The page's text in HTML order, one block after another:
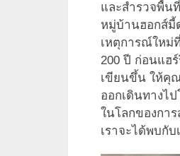
และสำรวจพื้น
หมู่บ้านฮอกส์มี้
เหตุการณ์ใหม่
200 ปี ก่อนแฮ
เขียนขึ้น ให้คุ
ออกเดินทางไ
ในโลกของกา
เราจะได้พบกั